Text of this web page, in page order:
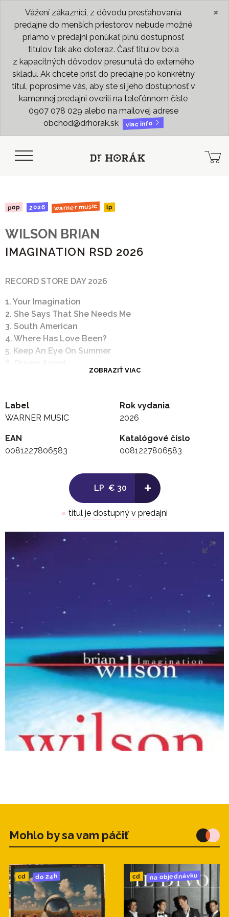
Vážení zákazníci, z dôvodu presťahovania
predajne do menších priestorov nebude možné
priamo v predajni ponúkať plnú dostupnosť
titulov tak ako doteraz. Časť titulov bola
z kapacitných dôvodov presunutá do externého
skladu. Ak chcete prísť do predajne po konkrétny
titul, poprosíme vás, aby ste si jeho dostupnosť v
kamennej predajni overili na telefónnom čísle
0907 078 029 alebo na mailovej adrese
obchod@drhorak.sk
viac info
×
pop 2026 warner music lp
WILSON BRIAN
IMAGINATION RSD 2026
RECORD STORE DAY 2026
1. Your Imagination
2. She Says That She Needs Me
3. South American
4. Where Has Love Been?
5. Keep An Eye On Summer
9. Let Him Run Wild
10. Sunshine
ZOBRAZIŤ VIAC
Label
WARNER MUSIC
Rok vydania
2026
EAN
0081227806583
Katalógové číslo
0081227806583
LP € 30 +
● titul je dostupný v predajni
Mohlo by sa vam páčiť
cd do 24h cd na objednávku